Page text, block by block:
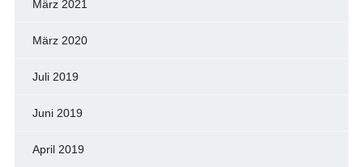
März 2021
März 2020
Juli 2019
Juni 2019
April 2019